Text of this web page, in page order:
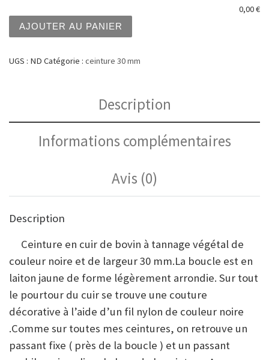
0,00 €
AJOUTER AU PANIER
UGS : ND Catégorie : ceinture 30 mm
Description
Informations complémentaires
Avis (0)
Description
Ceinture en cuir de bovin à tannage végétal de
couleur noire et de largeur 30 mm.La boucle est en
laiton jaune de forme légèrement arrondie. Sur tout
le pourtour du cuir se trouve une couture
décorative à l’aide d’un fil nylon de couleur noire
.Comme sur toutes mes ceintures, on retrouve un
passant fixe ( près de la boucle ) et un passant